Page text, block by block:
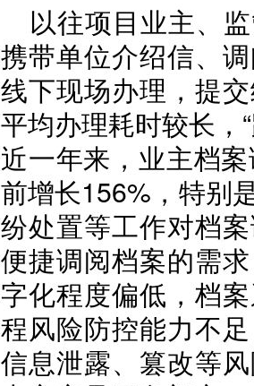
以往项目业主、
携带单位介绍信、
线下现场办理，提
平均办理耗时较长，
近一年来，业主档
前增长156%，特别
纷处置等工作对档
便捷调阅档案的需
字化程度偏低，档
程风险防控能力不
信息泄露、篡改等